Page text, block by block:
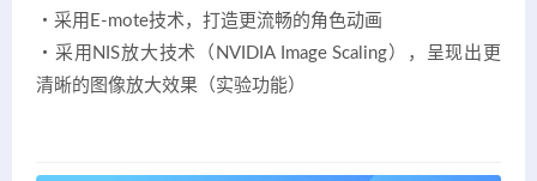
・采用E-mote技术，打造更流畅的角色动画
・采用NIS放大技术（NVIDIA Image Scaling），呈现出更
清晰的图像放大效果（实验功能）